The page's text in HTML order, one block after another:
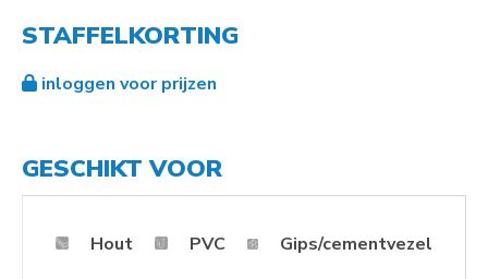
STAFFELKORTING
inloggen voor prijzen
GESCHIKT VOOR
Hout PVC Gips/cementvezel